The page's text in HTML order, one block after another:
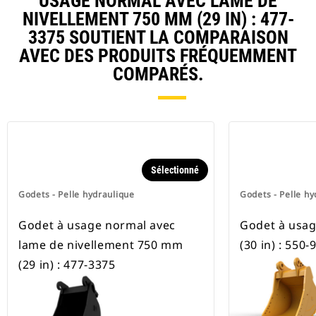
NIVELLEMENT 750 MM (29 IN) : 477-
3375 SOUTIENT LA COMPARAISON
AVEC DES PRODUITS FRÉQUEMMENT
COMPARÉS.
Godets - Pelle hydraulique
Sélectionné
Godet à usage normal avec
lame de nivellement 750 mm
(29 in) : 477-3375
Godets - Pelle
Godet à
(30 in) : 550-